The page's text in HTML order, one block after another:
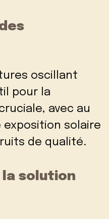
oscillant
pour la
avec au
exposition solaire
de qualité.
solution